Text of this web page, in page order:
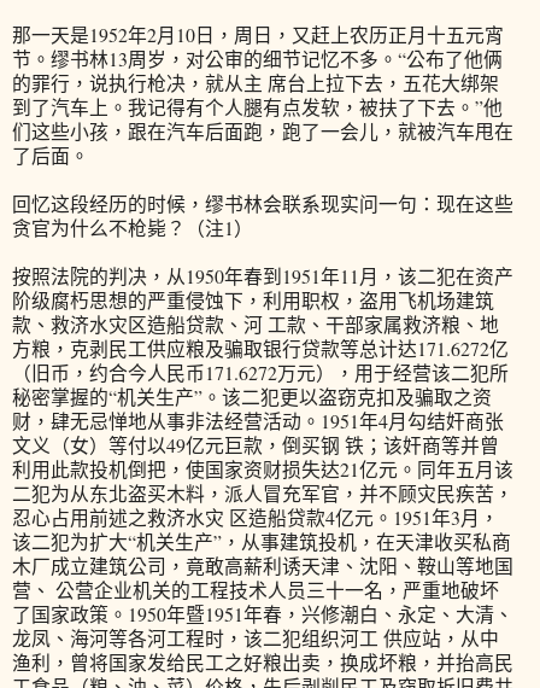
那一天是1952年2月10日，周日，又赶上农历正月十五元宵
节。缪书林13周岁，对公审的细节记忆不多。“公布了他俩
的罪行，说执行枪决，就从主 席台上拉下去，五花大绑架
到了汽车上。我记得有个人腿有点发软，被扶了下去。”他
们这些小孩，跟在汽车后面跑，跑了一会儿，就被汽车甩在
了后面。
回忆这段经历的时候，缪书林会联系现实问一句：现在这些
贪官为什么不枪毙？（注1）
按照法院的判决，从1950年春到1951年11月，该二犯在资产
阶级腐朽思想的严重侵蚀下，利用职权，盗用飞机场建筑
款、救济水灾区造船贷款、河 工款、干部家属救济粮、地
方粮，克剥民工供应粮及骗取银行贷款等总计达171.6272亿
（旧币，约合今人民币171.6272万元），用于经营该二犯所
秘密掌握的“机关生产”。该二犯更以盗窃克扣及骗取之资
财，肆无忌惮地从事非法经营活动。1951年4月勾结奸商张
文义（女）等付以49亿元巨款，倒买钢 铁；该奸商等并曾
利用此款投机倒把，使国家资财损失达21亿元。同年五月该
二犯为从东北盗买木料，派人冒充军官，并不顾灾民疾苦，
忍心占用前述之救济水灾 区造船贷款4亿元。1951年3月，
该二犯为扩大“机关生产”，从事建筑投机，在天津收买私商
木厂成立建筑公司，竟敢高薪利诱天津、沈阳、鞍山等地国
营、 公营企业机关的工程技术人员三十一名，严重地破坏
了国家政策。1950年暨1951年春，兴修潮白、永定、大清、
龙凤、海河等各河工程时，该二犯组织河工 供应站，从中
渔利，曾将国家发给民工之好粮出卖，换成坏粮，并抬高民